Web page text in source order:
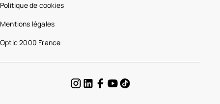
Politique de cookies
Mentions légales
Optic 2000 France